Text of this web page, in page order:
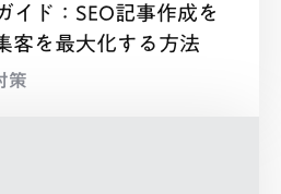
イド：SEO記事作成を
客を最大化する方法
策